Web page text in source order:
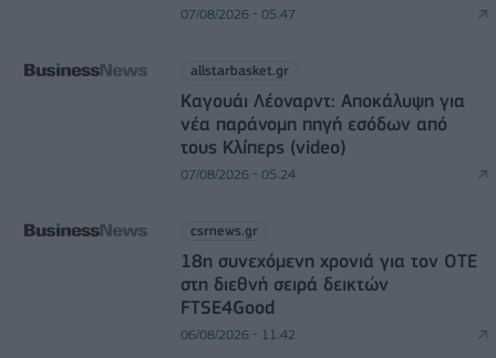
07/08/2026 - 05:47
allstarbasket.gr
Καγουάι Λέοναρντ: Αποκάλυψη για
νέα παράνομη πηγή εσόδων από
τους Κλίπερς (video)
07/08/2026 - 05:24
csrnews.gr
18η συνεχόμενη χρονιά για τον ΟΤΕ
στη διεθνή σειρά δεικτών
FTSE4Good
06/08/2026 - 11:42